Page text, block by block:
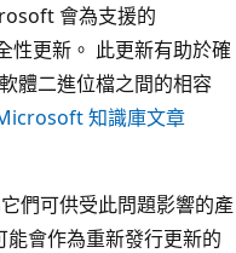
會為支援的
更新。 此更新有助於確
體二進位檔之間的相容
知識庫文章
們可供受此問題影響的產
會作為重新發行更新的